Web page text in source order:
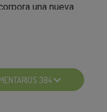
una nueva
Contiene
crea una fina
prevenir y regular
384